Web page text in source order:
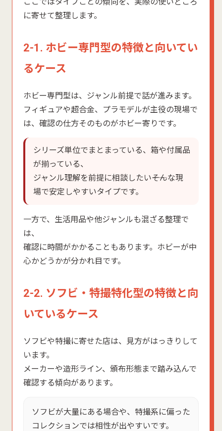
に寄せて整理します。
2-1. ホビー専門型の特徴と向いてい
るケース
ホビー専門型は、ジャンル前提で話が進みます。
フィギュアや超合金、プラモデルが主役の現場で
は、確認の仕方そのものがホビー寄りです。
シリーズ単位でまとまっている、箱や付属品
が揃っている、
ジャンル理解を前提に相談したい――そんな現
場で安定しやすいタイプです。
一方で、生活用品や他ジャンルも混ざる整理で
は、
確認に時間がかかることもあります。ホビーが中
心かどうかが分かれ目です。
2-2. ソフビ・特撮特化型の特徴と向
いているケース
ソフビや特撮に寄せた店は、見方がはっきりして
います。
メーカーや造形ライン、頒布形態まで踏み込んで
確認する傾向があります。
ソフビが大量にある場合や、特撮系に偏った
コレクションでは相性が出やすいです。